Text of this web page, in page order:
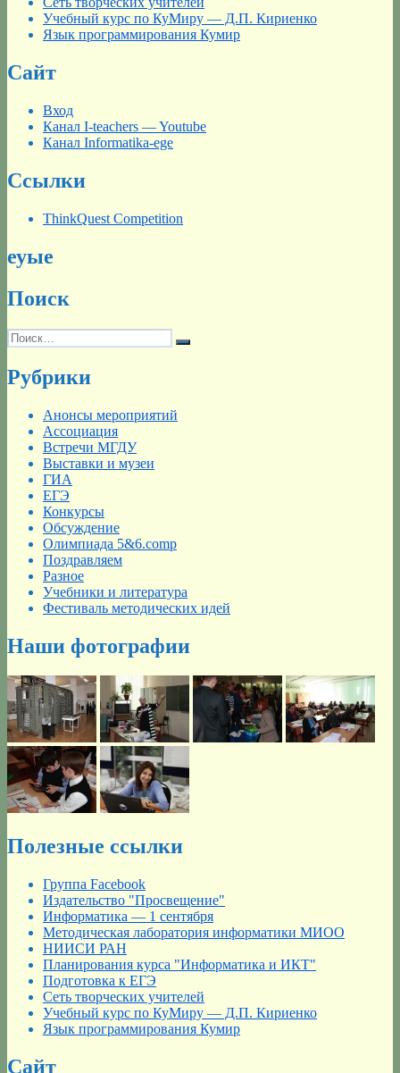
Учебный курс по КуМиру — Д.П. Кириенко
Язык программирования Кумир
Сайт
Вход
Канал I-teachers — Youtube
Канал Informatika-ege
Ссылки
ThinkQuest Competition
еуые
Поиск
Искать:
Поиск
Рубрики
Анонсы мероприятий
Ассоциация
Встречи МГДУ
Выставки и музеи
ГИА
ЕГЭ
Конкурсы
Обсуждение
Олимпиада 5&6.comp
Поздравляем
Разное
Учебники и литература
Фестиваль методических идей
Наши фотографии
Полезные ссылки
Группа Facebook
Издательство "Просвещение"
Информатика — 1 сентября
Методическая лаборатория информатики МИОО
НИИСИ РАН
Планирования курса "Информатика и ИКТ"
Подготовка к ЕГЭ
Сеть творческих учителей
Учебный курс по КуМиру — Д.П. Кириенко
Язык программирования Кумир
Сайт